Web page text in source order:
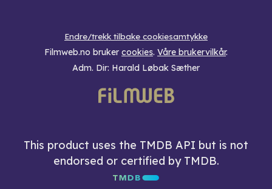
Endre/trekk tilbake cookiesamtykke
Filmweb.no bruker cookies. Våre brukervilkår.
Adm. Dir: Harald Løbak Sæther
This product uses the TMDB API but is not
endorsed or certified by TMDB.